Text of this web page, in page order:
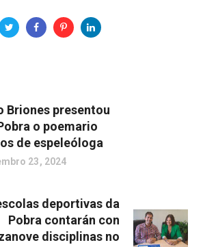
Briones presentou
o poemario
de espeleóloga
23, 2024
deportivas da
Pobra contarán con
disciplinas no